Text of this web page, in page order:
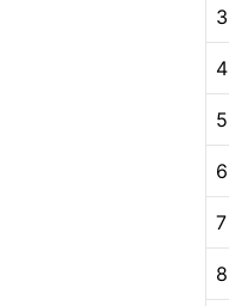
3
4
5
6
7
8